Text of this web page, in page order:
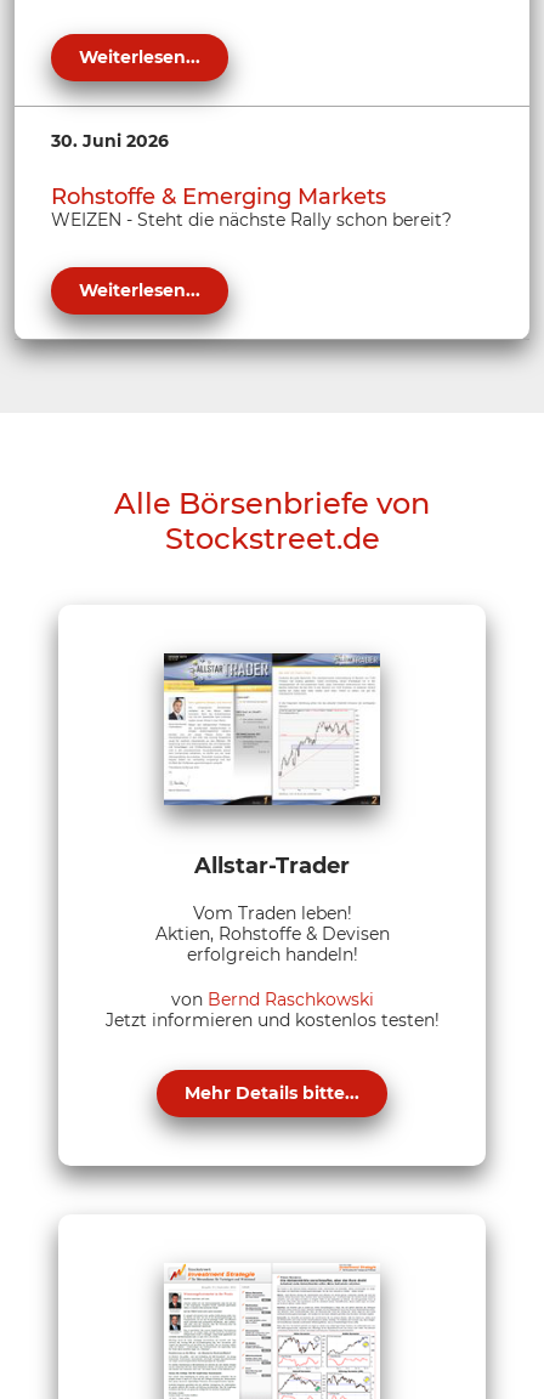
Weiterlesen...
30. Juni 2026
Rohstoffe & Emerging Markets
WEIZEN - Steht die nächste Rally schon bereit?
Weiterlesen...
Alle Börsenbriefe von
Stockstreet.de
Allstar-Trader
Vom Traden leben!
Aktien, Rohstoffe & Devisen
erfolgreich handeln!
von Bernd Raschkowski
Jetzt informieren und kostenlos testen!
Mehr Details bitte...